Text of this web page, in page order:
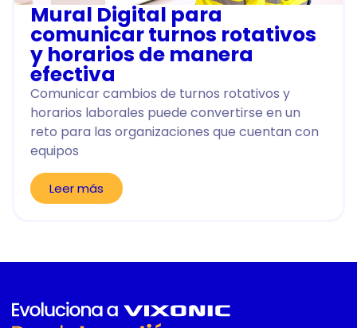
Mural Digital para
comunicar turnos rotativos
y horarios de manera
efectiva
Comunicar cambios de turnos rotativos y
horarios laborales puede convertirse en un
reto para las organizaciones que cuentan con
equipos
Leer más